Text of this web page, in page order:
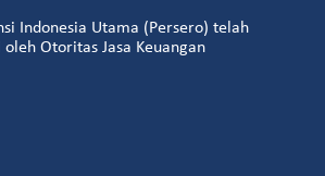
Indonesia Utama (Persero) telah
Otoritas Jasa Keuangan